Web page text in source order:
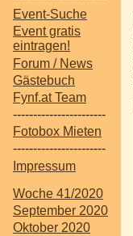
Event-Suche
Event gratis
eintragen!
Forum / News
Gästebuch
Fynf.at Team
-----------------------
Fotobox Mieten
-----------------------
Impressum
Woche 41/2020
September 2020
Oktober 2020